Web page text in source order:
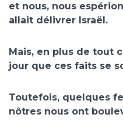
et nous, nous
allait délivrer Israël.
Mais, en plus de tout
jour que ces faits se
Toutefois, quelques
nôtres nous ont